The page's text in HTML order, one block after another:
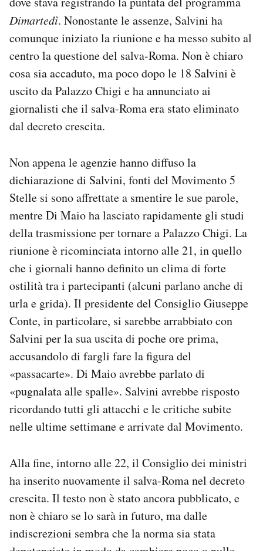
Dimartedì. Nonostante le assenze, Salvini ha
comunque iniziato la riunione e ha messo subito al
centro la questione del salva-Roma. Non è chiaro
cosa sia accaduto, ma poco dopo le 18 Salvini è
uscito da Palazzo Chigi e ha annunciato ai
giornalisti che il salva-Roma era stato eliminato
dal decreto crescita.
Non appena le agenzie hanno diffuso la
dichiarazione di Salvini, fonti del Movimento 5
Stelle si sono affrettate a smentire le sue parole,
mentre Di Maio ha lasciato rapidamente gli studi
della trasmissione per tornare a Palazzo Chigi. La
riunione è ricominciata intorno alle 21, in quello
che i giornali hanno definito un clima di forte
ostilità tra i partecipanti (alcuni parlano anche di
urla e grida). Il presidente del Consiglio Giuseppe
Conte, in particolare, si sarebbe arrabbiato con
Salvini per la sua uscita di poche ore prima,
accusandolo di fargli fare la figura del
«passacarte». Di Maio avrebbe parlato di
«pugnalata alle spalle». Salvini avrebbe risposto
ricordando tutti gli attacchi e le critiche subite
nelle ultime settimane e arrivate dal Movimento.
Alla fine, intorno alle 22, il Consiglio dei ministri
ha inserito nuovamente il salva-Roma nel decreto
crescita. Il testo non è stato ancora pubblicato, e
non è chiaro se lo sarà in futuro, ma dalle
indiscrezioni sembra che la norma sia stata